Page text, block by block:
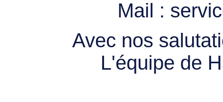
Mail :
Avec nos
L'équipe de